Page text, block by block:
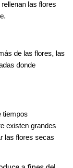
las flores
de las flores, las
donde
tiempos
existen grandes
las flores secas